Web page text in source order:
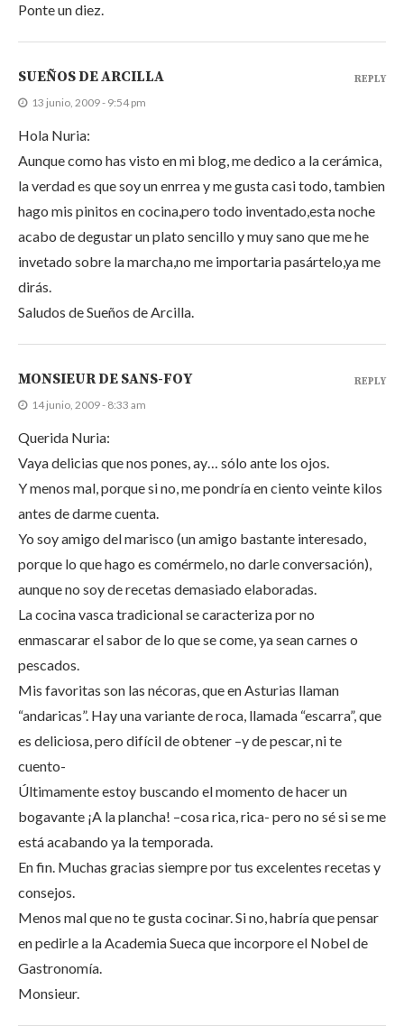
Ponte un diez.
SUEÑOS DE ARCILLA
13 junio, 2009 - 9:54 pm
Hola Nuria:
Aunque como has visto en mi blog, me dedico a la cerámica,
la verdad es que soy un enrrea y me gusta casi todo, tambien
hago mis pinitos en cocina,pero todo inventado,esta noche
acabo de degustar un plato sencillo y muy sano que me he
invetado sobre la marcha,no me importaria pasártelo,ya me
dirás.
Saludos de Sueños de Arcilla.
REPLY
MONSIEUR DE SANS-FOY
14 junio, 2009 - 8:33 am
Querida Nuria:
Vaya delicias que nos pones, ay… sólo ante los ojos.
Y menos mal, porque si no, me pondría en ciento veinte kilos
antes de darme cuenta.
Yo soy amigo del marisco (un amigo bastante interesado,
porque lo que hago es comérmelo, no darle conversación),
aunque no soy de recetas demasiado elaboradas.
La cocina vasca tradicional se caracteriza por no
enmascarar el sabor de lo que se come, ya sean carnes o
pescados.
Mis favoritas son las nécoras, que en Asturias llaman
“andaricas”. Hay una variante de roca, llamada “escarra”, que
es deliciosa, pero difícil de obtener –y de pescar, ni te
cuento-
Últimamente estoy buscando el momento de hacer un
bogavante ¡A la plancha! –cosa rica, rica- pero no sé si se me
está acabando ya la temporada.
En fin. Muchas gracias siempre por tus excelentes recetas y
consejos.
Menos mal que no te gusta cocinar. Si no, habría que pensar
en pedirle a la Academia Sueca que incorpore el Nobel de
Gastronomía.
Monsieur.
REPLY